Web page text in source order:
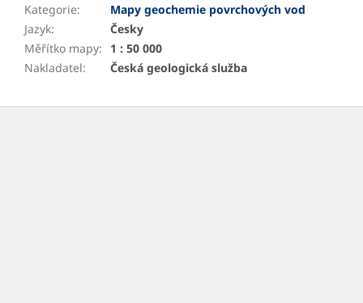
Kategorie:
Mapy geochemie povrchových vod
Jazyk:
Česky
Měřítko mapy:
1 : 50 000
Nakladatel: Česká geologická služba
Z